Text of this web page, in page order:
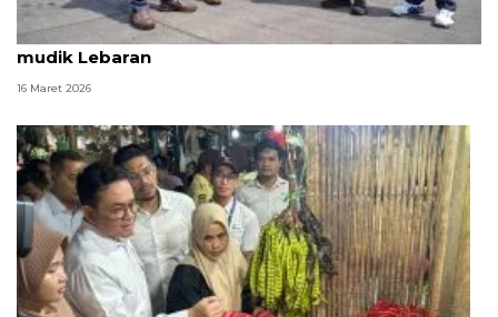
BPH Migas pantau distribusi BBM dan avtur jelang
mudik Lebaran
16 Maret 2026